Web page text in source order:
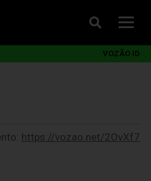
VOZÃO ID
https://vozao.net/2OvXf7